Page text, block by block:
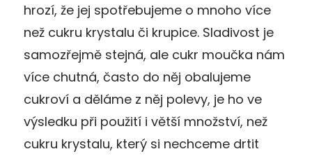
hrozí, že jej spotřebujeme o mnoho více
než cukru krystalu či krupice. Sladivost je
samozřejmě stejná, ale cukr moučka nám
více chutná, často do něj obalujeme
cukroví a děláme z něj polevy, je ho ve
výsledku při použití i větší množství, než
cukru krystalu, který si nechceme drtit